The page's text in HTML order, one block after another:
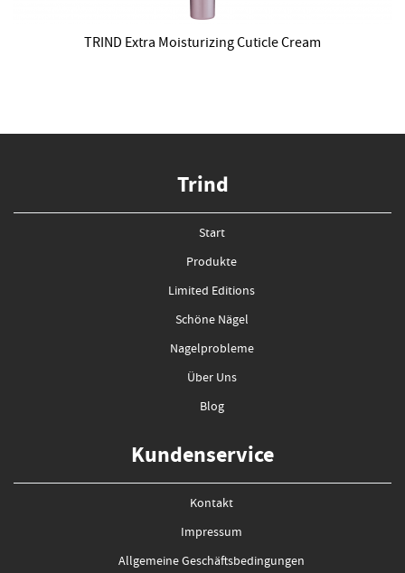
TRIND Extra Moisturizing Cuticle Cream
Trind
Start
Produkte
Limited Editions
Schöne Nägel
Nagelprobleme
Über Uns
Blog
Kundenservice
Kontakt
Impressum
Allgemeine Geschäftsbedingungen